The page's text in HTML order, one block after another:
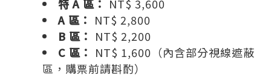
特 A 區： NT$ 3,600
A 區： NT$ 2,800
B 區： NT$ 2,200
C 區： NT$ 1,600（內含部分視線遮蔽
區，購票前請斟酌）